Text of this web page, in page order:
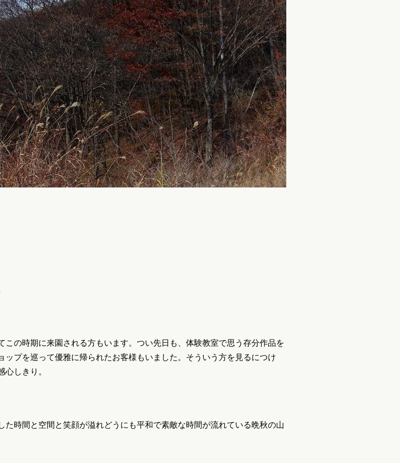
の時期に来園される方もいます。つい先日も、体験教室で思う存分作品を
プを巡って優雅に帰られたお客様もいました。そういう方を見るにつけ
心しきり。
時間と空間と笑顔が溢れどうにも平和で素敵な時間が流れている晩秋の山